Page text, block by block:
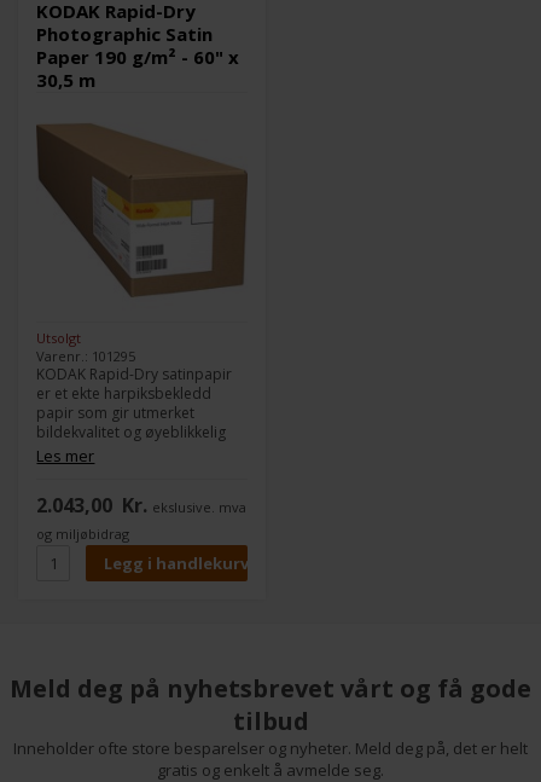
KODAK Rapid-Dry
Photographic Satin
Paper 190 g/m² - 60" x
30,5 m
Utsolgt
Varenr.: 101295
KODAK Rapid-Dry satinpapir
er et ekte harpiksbekledd
papir som gir utmerket
bildekvalitet og øyeblikkelig
tørketid med farge- eller
pigmentblekk. Utmerket
fargerom gir flott bildekvalitet.
Innovative mikroporøse
belegg sørger for rask tørking,
noe som betyr mindre sjanse
for smudging og søl av blekk,
Les mer
2.043,00 Kr. ekslusive. mva
og miljøbidrag
Meld deg på nyhetsbrevet vårt og få gode
tilbud
Inneholder ofte store besparelser og nyheter. Meld deg på, det er helt
gratis og enkelt å avmelde seg.